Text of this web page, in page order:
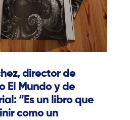
director de
El Mundo y de
“Es un libro que
como un